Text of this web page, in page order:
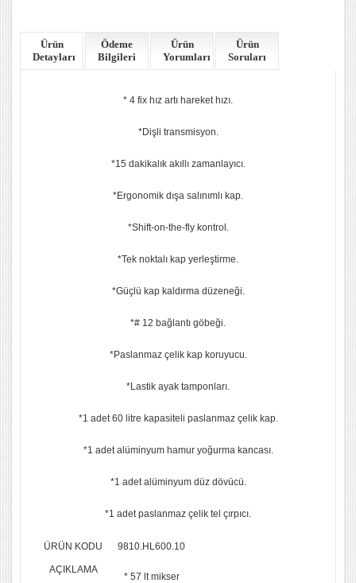
Ürün
Detayları
Ödeme
Bilgileri
Ürün
Yorumları
Ürün
Soruları
* 4 fix hız artı hareket hızı.
*Dişli transmisyon.
*15 dakikalık akıllı zamanlayıcı.
*Ergonomik dışa salınımlı kap.
*Shift-on-the-fly kontrol.
*Tek noktalı kap yerleştirme.
*Güçlü kap kaldırma düzeneği.
*# 12 bağlantı göbeği.
*Paslanmaz çelik kap koruyucu.
*Lastik ayak tamponları.
*1 adet 60 litre kapasiteli paslanmaz çelik kap.
*1 adet alüminyum hamur yoğurma kancası.
*1 adet alüminyum düz dövücü.
*1 adet paslanmaz çelik tel çırpıcı.
ÜRÜN KODU 9810.HL600.10
AÇIKLAMA
* 57 lt mikser